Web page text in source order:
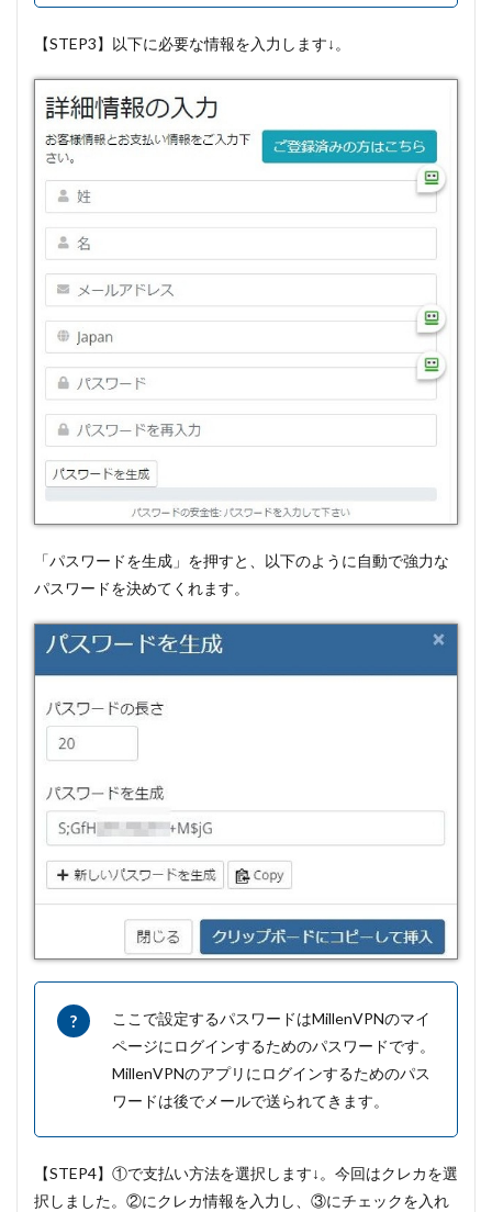
【STEP3】以下に必要な情報を入力します↓。
「パスワードを生成」を押すと、以下のように自動で強力な
パスワードを決めてくれます。
ここで設定するパスワードはMillenVPNのマイ
ページにログインするためのパスワードです。
MillenVPNのアプリにログインするためのパス
ワードは後でメールで送られてきます。
【STEP4】①で支払い方法を選択します↓。今回はクレカを選
択しました。②にクレカ情報を入力し、③にチェックを入れ